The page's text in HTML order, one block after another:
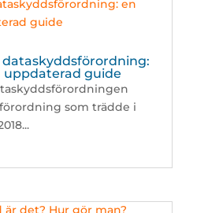
dataskyddsförordning:
uppdaterad guide
förordning som trädde i